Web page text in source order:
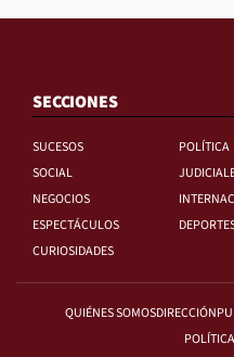
SECCIONES
SUCESOS
POLÍTICA
SOCIAL
NEGOCIOS
ESPECTÁCULOS
CURIOSIDADES
QUIÉNES SOMOSDIRECCIÓN